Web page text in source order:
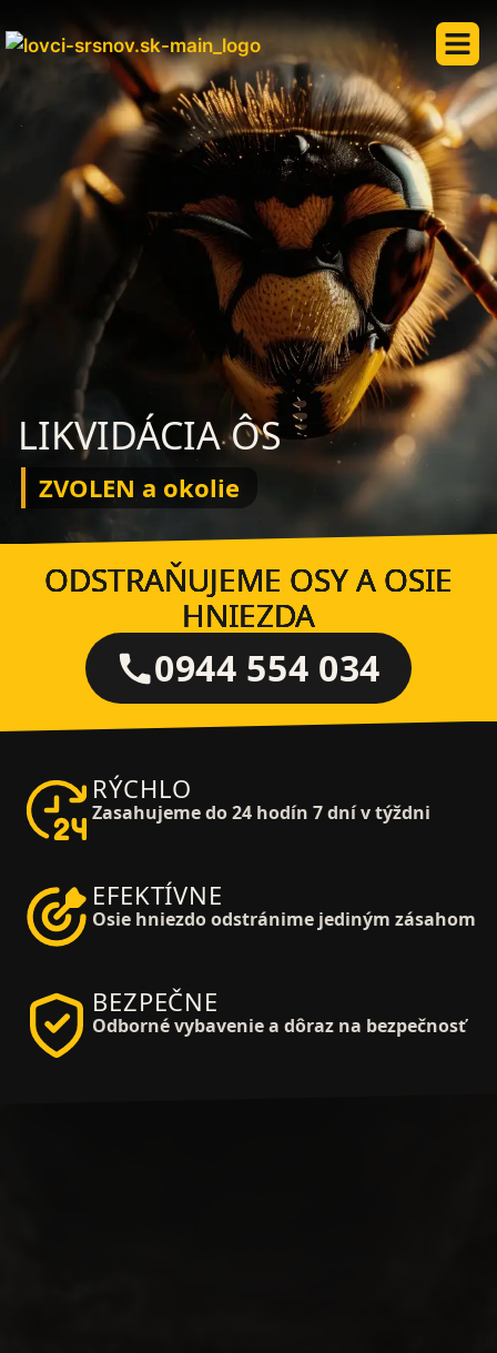
LIKVIDÁCIA ÔS
ZVOLEN a okolie
ODSTRAŇUJEME OSY A OSIE
HNIEZDA
0944 554 034
RÝCHLO
Zasahujeme do 24 hodín 7 dní v týždni
EFEKTÍVNE
Osie hniezdo odstránime jediným zásahom
BEZPEČNE
Odborné vybavenie a dôraz na bezpečnosť